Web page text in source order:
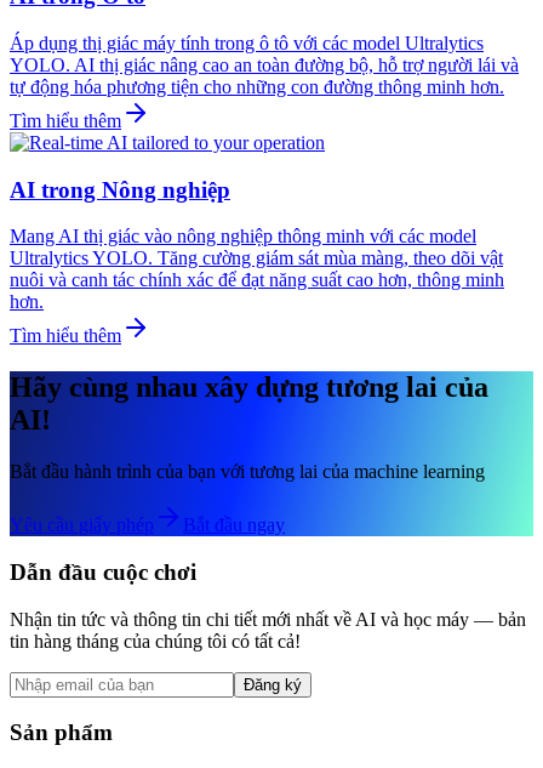
Áp dụng thị giác máy tính trong ô tô với các model Ultralytics
YOLO. AI thị giác nâng cao an toàn đường bộ, hỗ trợ người lái và
tự động hóa phương tiện cho những con đường thông minh hơn.
Tìm hiểu thêm
AI trong Nông nghiệp
Mang AI thị giác vào nông nghiệp thông minh với các model
Ultralytics YOLO. Tăng cường giám sát mùa màng, theo dõi vật
nuôi và canh tác chính xác để đạt năng suất cao hơn, thông minh
hơn.
Tìm hiểu thêm
Hãy cùng nhau xây dựng tương lai của
AI!
Bắt đầu hành trình của bạn với tương lai của machine learning
Yêu cầu giấy phép Bắt đầu ngay
Dẫn đầu cuộc chơi
Nhận tin tức và thông tin chi tiết mới nhất về AI và học máy — bản
tin hàng tháng của chúng tôi có tất cả!
Đăng ký
Sản phẩm